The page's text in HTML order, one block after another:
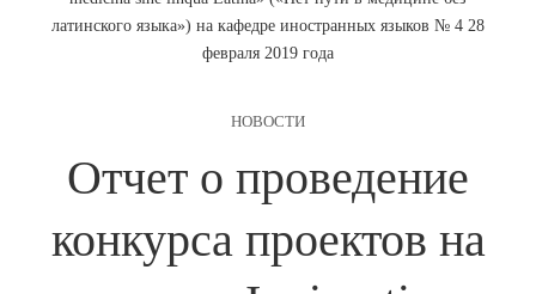
латинского языка») на кафедре иностранных языков № 4 28
февраля 2019 года
НОВОСТИ
Отчет о проведение
конкурса проектов на